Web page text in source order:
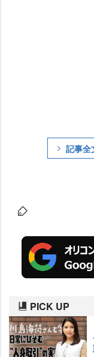
記事全
PICK UP